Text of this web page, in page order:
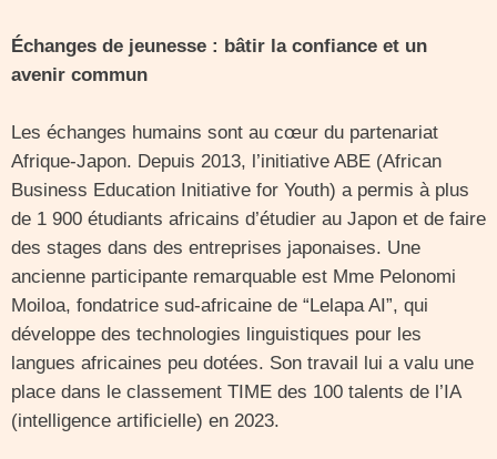
Échanges de jeunesse : bâtir la confiance et un
avenir commun
Les échanges humains sont au cœur du partenariat
Afrique-Japon. Depuis 2013, l’initiative ABE (African
Business Education Initiative for Youth) a permis à plus
de 1 900 étudiants africains d’étudier au Japon et de faire
des stages dans des entreprises japonaises. Une
ancienne participante remarquable est Mme Pelonomi
Moiloa, fondatrice sud-africaine de “Lelapa AI”, qui
développe des technologies linguistiques pour les
langues africaines peu dotées. Son travail lui a valu une
place dans le classement TIME des 100 talents de l’IA
(intelligence artificielle) en 2023.